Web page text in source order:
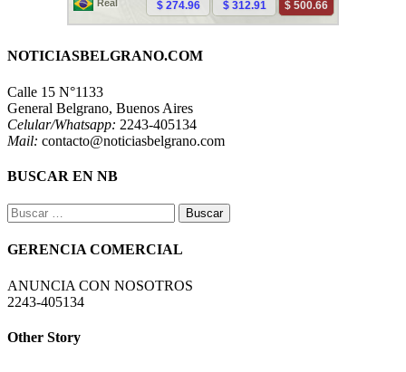
NOTICIASBELGRANO.COM
Calle 15 N°1133
General Belgrano, Buenos Aires
Celular/Whatsapp: 2243-405134
Mail: contacto@noticiasbelgrano.com
BUSCAR EN NB
Buscar:
GERENCIA COMERCIAL
ANUNCIA CON NOSOTROS
2243-405134
Other Story